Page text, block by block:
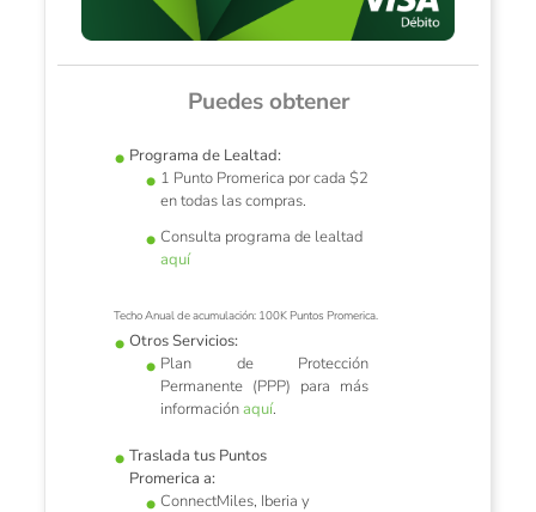
Puedes obtener
Programa de Lealtad:
1 Punto Promerica por cada $2
en todas las compras.
Consulta programa de lealtad
aquí
Techo Anual de acumulación: 100K Puntos Promerica.
Otros Servicios:
Plan de Protección
Permanente (PPP) para más
informaciónaquí.
Traslada tus Puntos
Promerica a:
ConnectMiles, Iberia y